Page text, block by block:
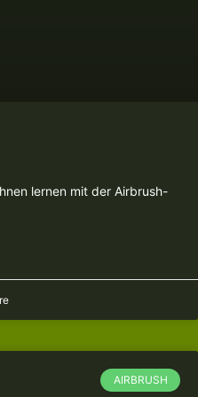
lernen mit der Airbrush-
AIRBRUSH